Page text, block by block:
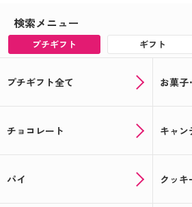
まだ間に合う！オリジナルの母の
母の日にオリジナルお菓子で感
☆★記念品や送別品に★☆思い出
☆★注文受付中★☆あなただけの
トが作れる！
検索メニュー
プチギフト ギフト
プチギフト全て お菓子
チョコレート キャン
パイ クッキ